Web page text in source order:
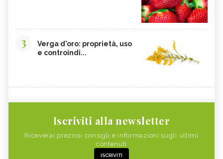
3
Verga d'oro: proprietà, uso
e controindi...
Iscriviti alla newsletter
Riceverai preziosi consigli e informazioni sugli ultimi
contenuti
ISCRIVITI